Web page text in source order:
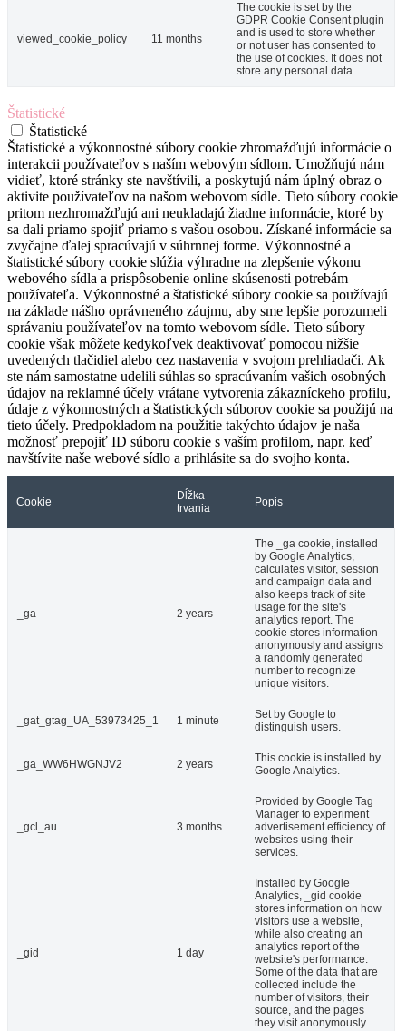
viewed_cookie_policy 11 months
The cookie is set by the
GDPR Cookie Consent plugin
and is used to store whether
or not user has consented to
the use of cookies. It does not
store any personal data.
Štatistické
Štatistické
Štatistické a výkonnostné súbory cookie zhromažďujú informácie o
interakcii používateľov s naším webovým sídlom. Umožňujú nám
vidieť, ktoré stránky ste navštívili, a poskytujú nám úplný obraz o
aktivite používateľov na našom webovom sídle. Tieto súbory cookie
pritom nezhromažďujú ani neukladajú žiadne informácie, ktoré by
sa dali priamo spojiť priamo s vašou osobou. Získané informácie sa
zvyčajne ďalej spracúvajú v súhrnnej forme. Výkonnostné a
štatistické súbory cookie slúžia výhradne na zlepšenie výkonu
webového sídla a prispôsobenie online skúsenosti potrebám
používateľa. Výkonnostné a štatistické súbory cookie sa používajú
na základe nášho oprávneného záujmu, aby sme lepšie porozumeli
správaniu používateľov na tomto webovom sídle. Tieto súbory
cookie však môžete kedykoľvek deaktivovať pomocou nižšie
uvedených tlačidiel alebo cez nastavenia v svojom prehliadači. Ak
ste nám samostatne udelili súhlas so spracúvaním vašich osobných
údajov na reklamné účely vrátane vytvorenia zákazníckeho profilu,
údaje z výkonnostných a štatistických súborov cookie sa použijú na
tieto účely. Predpokladom na použitie takýchto údajov je naša
možnosť prepojiť ID súboru cookie s vaším profilom, napr. keď
navštívite naše webové sídlo a prihlásite sa do svojho konta.
Cookie
Dĺžka
trvania
Popis
_ga 2 years
The _ga cookie, installed
by Google Analytics,
calculates visitor, session
and campaign data and
also keeps track of site
usage for the site's
analytics report. The
cookie stores information
anonymously and assigns
a randomly generated
number to recognize
unique visitors.
_gat_gtag_UA_53973425_1 1 minute
Set by Google to
distinguish users.
_ga_WW6HWGNJV2 2 years
This cookie is installed by
Google Analytics.
_gcl_au 3 months
Provided by Google Tag
Manager to experiment
advertisement efficiency of
websites using their
services.
_gid 1 day
Installed by Google
Analytics, _gid cookie
stores information on how
visitors use a website,
while also creating an
analytics report of the
website's performance.
Some of the data that are
collected include the
number of visitors, their
source, and the pages
they visit anonymously.